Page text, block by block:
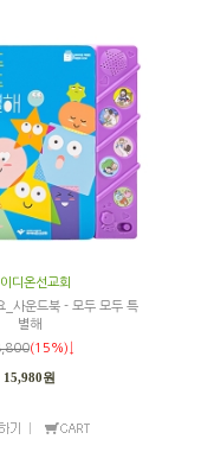
디온선교회
_사운드북 - 모두 모두 특
별해
(15%)↓
15,980원